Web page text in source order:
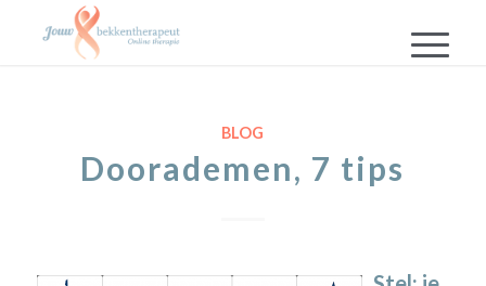
BLOG
Doorademen, 7 tips